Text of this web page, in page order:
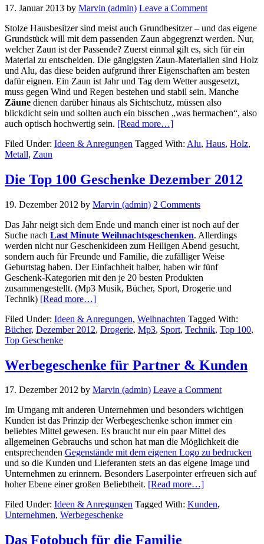
17. Januar 2013 by Marvin (admin) Leave a Comment
Stolze Hausbesitzer sind meist auch Grundbesitzer – und das eigene
Grundstück will mit dem passenden Zaun abgegrenzt werden. Nur,
welcher Zaun ist der Passende? Zuerst einmal gilt es, sich für ein
Material zu entscheiden. Die gängigsten Zaun-Materialien sind Holz
und Alu, das diese beiden aufgrund ihrer Eigenschaften am besten
dafür eignen. Ein Zaun ist Jahr und Tag dem Wetter ausgesetzt,
muss gegen Wind und Regen bestehen und stabil sein. Manche
Zäune dienen darüber hinaus als Sichtschutz, müssen also
blickdicht sein und sollten auch ein bisschen „was hermachen“, also
auch optisch hochwertig sein. [Read more…]about
–
oder
Alu?
Filed Under: Ideen & Anregungen Tagged With: Alu, Haus, Holz,
Metall, Zaun
Die Top 100 Geschenke Dezember 2012
19. Dezember 2012 by Marvin (admin) 2 Comments
Das Jahr neigt sich dem Ende und manch einer ist noch auf der
Suche nach Last Minute Weihnachtsgeschenken. Allerdings
werden nicht nur Geschenkideen zum Heiligen Abend gesucht,
sondern auch für Freunde und Familie, die zufälliger Weise
Geburtstag haben. Der Einfachheit halber, haben wir fünf
Geschenk-Kategorien mit den je 20 besten Produkten
zusammengestellt. (Mp3 Musik, Bücher, Sport, Drogerie und
Technik) [Read more…]about
Top
100
2012
Filed Under: Ideen & Anregungen, Weihnachten Tagged With:
Bücher, Dezember 2012, Drogerie, Mp3, Sport, Technik, Top 100,
Top Geschenke
Werbegeschenke für Partner & Kunden
17. Dezember 2012 by Marvin (admin) Leave a Comment
Im Umgang mit anderen Unternehmen und besonders wichtigen
Kunden ist das Prinzip der Werbegeschenke schon immer ein
beliebtes Mittel gewesen. Es braucht nur ein paar Mittel des
allgemeinen Gebrauchs und schon hat man die Möglichkeit die
entsprechenden Gegenstände mit dem eigenen Logo zu bedrucken
und so die Kunden und Lieferanten stets an das eigene Image und
Unternehmen zu erinnern. Besonders Laserpointer erfreuen sich auf
hoher Ebene einer großen Beliebtheit. [Read more…]about
für
Filed Under: Ideen & Anregungen Tagged With: Kunden,
Unternehmen, Werbegeschenke
Das Fotobuch für die Familie